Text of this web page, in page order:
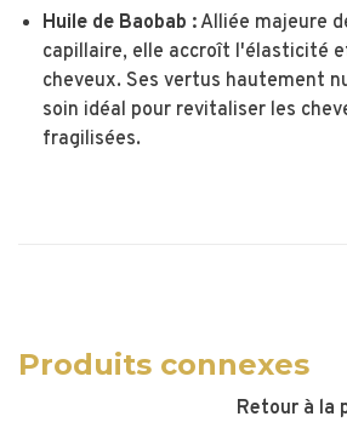
Huile de Baobab :Alliée majeure
capillaire, elle accroît l'élasticité
cheveux. Ses vertus hautement
soin idéal pour revitaliser les
fragilisées.
Produits connexes
Retour à la